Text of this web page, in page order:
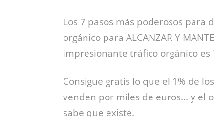
Los 7 pasos más poderosos para
orgánico para ALCANZAR Y
impresionante tráfico orgánico es
Consigue gratis lo que el 1% de
venden por miles de euros... y el
sabe que existe.